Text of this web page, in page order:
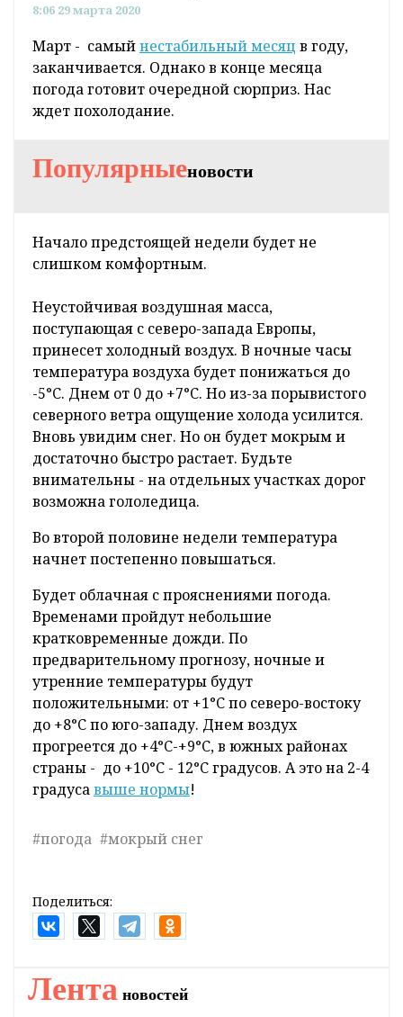
8:06 29 марта 2020
Март - самыйнестабильный месяц
погода готовит очередной сюрприз. Нас
ждет похолодание.
Популярныеновости
Начало предстоящей недели будет не
слишком комфортным.
Неустойчивая воздушная масса,
поступающая с северо-запада Европы,
температура воздуха будет понижаться до
-5°C. Днем от 0 до +7°C. Но из-за порывистого
северного ветра ощущение холода усилится.
Вновь увидим снег. Но он будет мокрым и
достаточно быстро растает. Будьте
внимательны - на отдельных участках дорог
возможна гололедица.
Во второй половине недели температура
начнет постепенно повышаться.
Временами пройдут небольшие
утренние температуры будут
положительными: от +1°C по северо-востоку
страны - до +10°C - 12°C градусов. А это на 2-4